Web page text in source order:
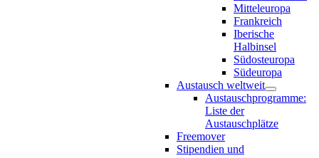
Mitteleuropa
Frankreich
Iberische
Halbinsel
Südosteuropa
Südeuropa
Austausch weltweit
Austauschprogramme:
Liste der
Austauschplätze
Freemover
Stipendien und